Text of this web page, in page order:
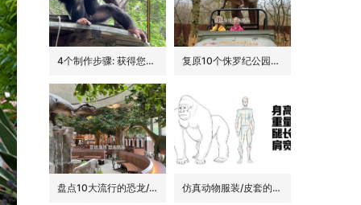
4个制作步骤: 获得您的动物手偶 复原10个侏罗纪公园里的经典恐龙品种
盘点10大流行的恐龙/侏罗纪主题花园餐吧的景观装饰 仿真动物服装/皮套的6大卖点